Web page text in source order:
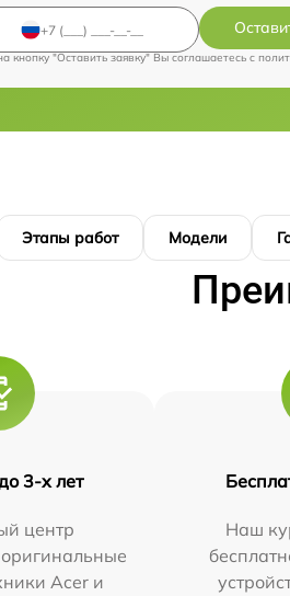
кнопку "Оставить заявку" Вы соглашаетесь c
Этапы работ Модели
3-х лет
центр
Acer и
Наш